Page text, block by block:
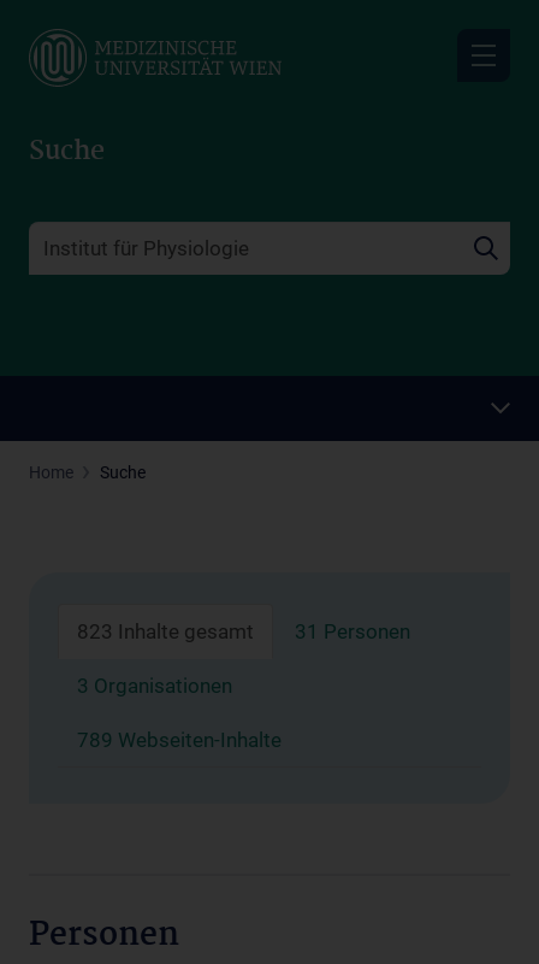
main
Suche
Home Suche
823 Inhalte gesamt 31 Personen
3 Organisationen
789 Webseiten-Inhalte
Personen